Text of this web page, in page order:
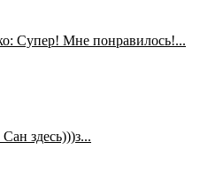
Супер! Мне понравилось!...
здесь)))з...